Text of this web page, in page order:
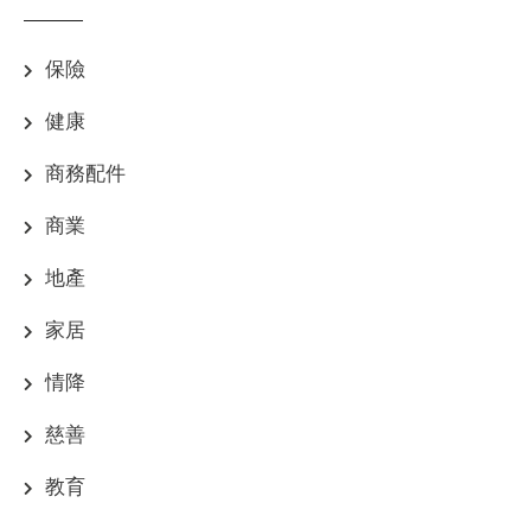
保險
健康
商務配件
商業
地產
家居
情降
慈善
教育